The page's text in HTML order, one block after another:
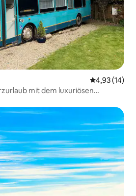
4,93 (14)
mit dem luxuriösen